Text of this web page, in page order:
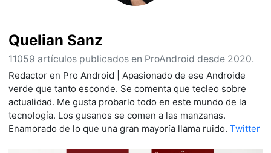
Quelian Sanz
11059 artículos publicados en ProAndroid desde 2020.
Redactor en Pro Android | Apasionado de ese Androide
verde que tanto esconde. Se comenta que tecleo sobre
actualidad. Me gusta probarlo todo en este mundo de la
tecnología. Los gusanos se comen a las manzanas.
Enamorado de lo que una gran mayoría llama ruido. Twitter